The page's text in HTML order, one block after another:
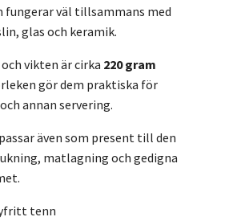
fungerar väl tillsammans med
glas och keramik.
och vikten är cirka 220 gram
gör dem praktiska för
annan servering.
även som present till den
matlagning och gedigna
tenn